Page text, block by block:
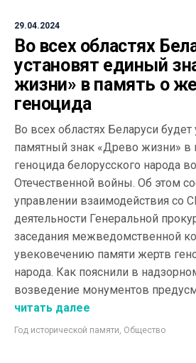
29.04.2024
Во всех областях
установят единый
жизни» в память о
геноцида
Во всех областях Беларуси
памятный знак «Древо жизни» в
геноцида белорусского народа
Отечественной войны. Об этом
управлении взаимодействия со
деятельности Генеральной
заседания межведомственной
увековечению памяти жертв
народа. Как пояснили в
возведение монументов
читать далее
Год исторической памяти, Общество